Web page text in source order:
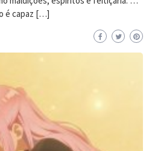
é capaz […]